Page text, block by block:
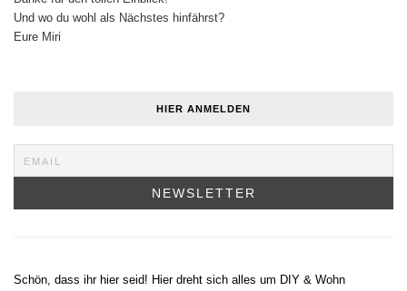
Und wo du wohl als Nächstes hinfährst?
Eure Miri
HIER ANMELDEN
Schön, dass ihr hier seid! Hier dreht sich alles um DIY & Wohn